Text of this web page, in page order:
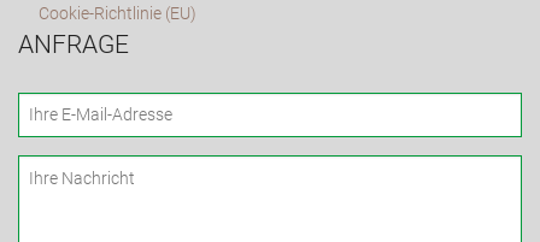
Cookie-Richtlinie (EU)
ANFRAGE